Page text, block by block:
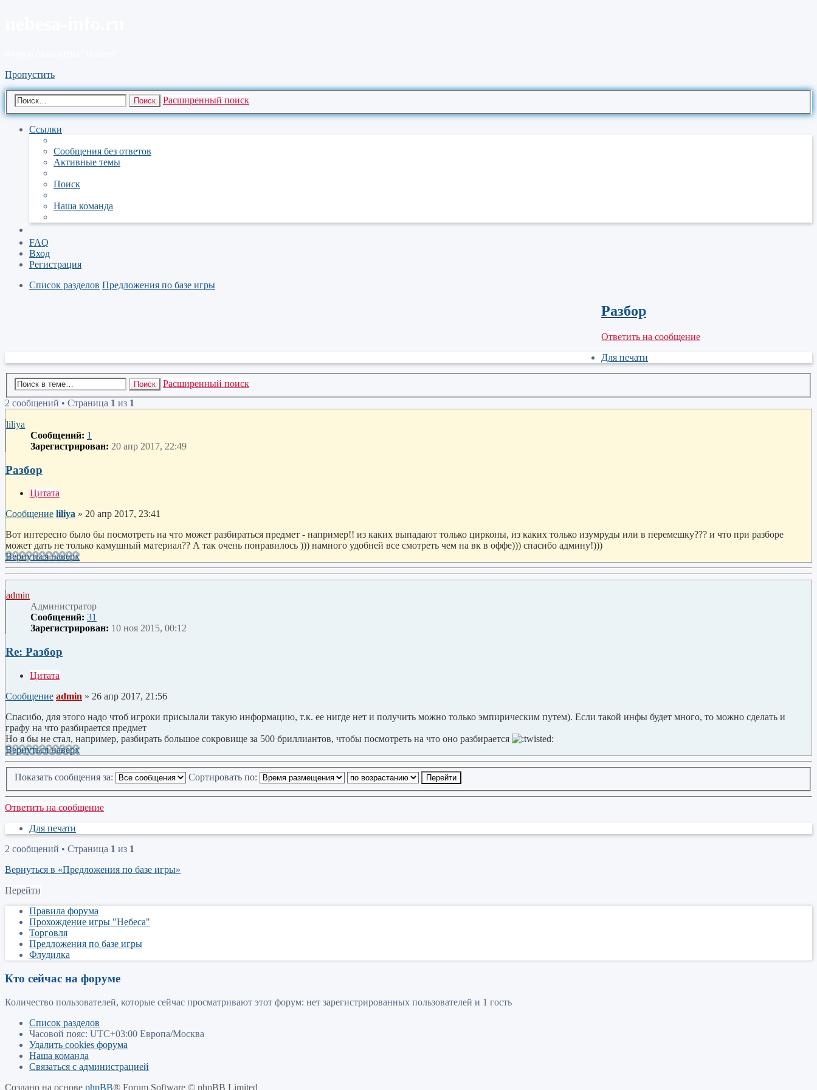
Пропустить
Поиск Расширенный поиск
Ссылки
Сообщения без ответов
Активные темы
Поиск
Наша команда
FAQ
Вход
Регистрация
Список разделов Предложения по базе игры
Разбор
Ответить на сообщение
Для печати
Поиск
Расширенный поиск
2 сообщений • Страница 1 из 1
liliya
Сообщений: 1
Зарегистрирован: 20 апр 2017, 22:49
Разбор
Цитата
Сообщение liliya » 20 апр 2017, 23:41
Вот интересно было бы посмотреть на что может разбираться предмет - например!! из каких выпадают только цирконы, из каких только изумруды или в перемешку??? и что при разборе
может дать не только камушный материал?? А так очень понравилось ))) намного удобней все смотреть чем на вк в оффе))) спасибо админу!)))
Вернуться наверх
admin
Администратор
Сообщений: 31
Зарегистрирован: 10 ноя 2015, 00:12
Re: Разбор
Цитата
Сообщение admin » 26 апр 2017, 21:56
Спасибо, для этого надо чтоб игроки присылали такую информацию, т.к. ее нигде нет и получить можно только эмпирическим путем). Если такой инфы будет много, то можно сделать и
графу на что разбирается предмет
Но я бы не стал, например, разбирать большое сокровище за 500 бриллиантов, чтобы посмотреть на что оно разбирается
Вернуться наверх
Показать сообщения за: Сортировать по:
Ответить на сообщение
Для печати
2 сообщений • Страница 1 из 1
Вернуться в «Предложения по базе игры»
Перейти
Правила форума
Прохождение игры "Небеса"
Торговля
Предложения по базе игры
Флудилка
Кто сейчас на форуме
Количество пользователей, которые сейчас просматривают этот форум: нет зарегистрированных пользователей и 1 гость
Список разделов
Часовой пояс: UTC+03:00 Европа/Москва
Удалить cookies форума
Наша команда
Связаться с администрацией
Создано на основе phpBB® Forum Software © phpBB Limited